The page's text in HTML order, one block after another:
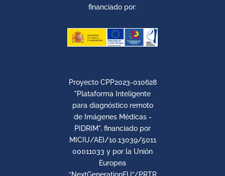
financiado por:
Proyecto CPP2023-010628
"Plataforma Inteligente
para diagnóstico remoto
de Imágenes Médicas -
PIDRIM", financiado por
MICIU/AEI/10.13039/5011
00011033 y por la Unión
Europea
“NextGenerationEU”/PRTR